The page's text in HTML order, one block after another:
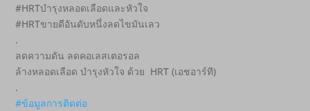
#HRTบำรุงหลอดเลือดและหัวใจ
#HRTขายดีอันดับหนึ่งลดไขมันเลว
.
ลดความดัน ลดคอเลสเตอรอล
ล้างหลอดเลือด บำรุงหัวใจ ด้วย HRT (เอชอาร์ที)
.
#ข้อมูลการติดต่อ